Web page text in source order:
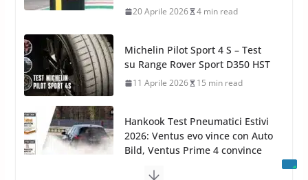
20 Aprile 2026 4 min read
Michelin Pilot Sport 4 S – Test
su Range Rover Sport D350 HST
11 Aprile 2026 15 min read
Hankook Test Pneumatici Estivi
2026: Ventus evo vince con Auto
Bild, Ventus Prime 4 convince